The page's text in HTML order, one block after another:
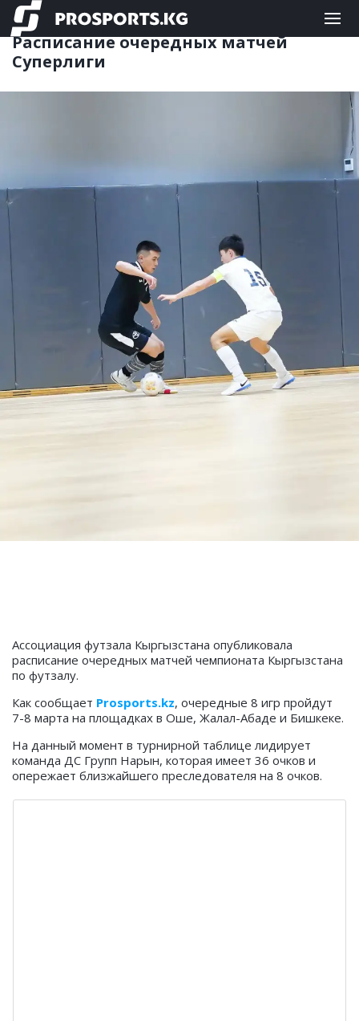
ФУТЗАЛ 03.03.2026 11:10
Расписание очередных матчей
Суперлиги
Ассоциация футзала Кыргызстана опубликовала
расписание очередных матчей чемпионата Кыргызстана
по футзалу.
Как сообщает Prosports.kz, очередные 8 игр пройдут
7-8 марта на площадках в Оше, Жалал-Абаде и Бишкеке.
На данный момент в турнирной таблице лидирует
команда ДС Групп Нарын, которая имеет 36 очков и
опережает близжайшего преследователя на 8 очков.